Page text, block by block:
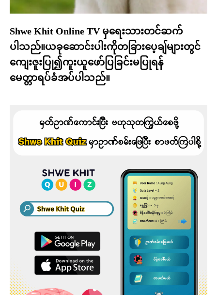
Shwe Khit Online TV မှရေးသားတင်ဆက်
ပါသည်။ယခုဆောင်းပါးကိုတခြားပေ့ချ်များတွင်
ကျေးဇူးပြု၍ကူးယူဖော်ပြခြင်းမပြုရန်
မေတ္တာရပ်ခံအပ်ပါသည်။